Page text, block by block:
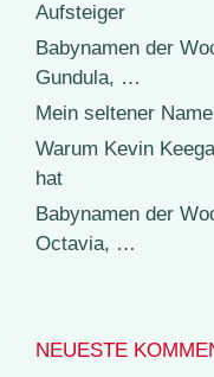
Aufsteiger
Babynamen der
Gundula, …
Mein seltener
Warum Kevin
hat
Babynamen der
Octavia, …
NEUESTE